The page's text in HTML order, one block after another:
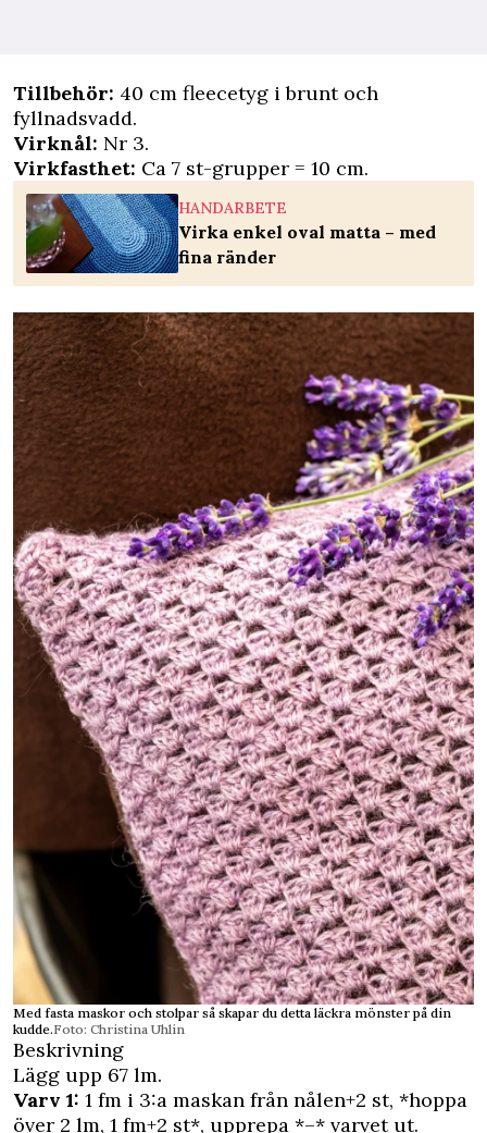
Tillbehör: 40 cm fleecetyg i brunt och
fyllnadsvadd.
Virknål: Nr 3.
Virkfasthet: Ca 7 st-grupper = 10 cm.
HANDARBETE
Virka enkel oval matta – med
fina ränder
Med fasta maskor och stolpar så skapar du detta läckra mönster på din
kudde.Foto: Christina Uhlin
Beskrivning
Lägg upp 67 lm.
Varv 1: 1 fm i 3:a maskan från nålen+2 st, *hoppa
över 2 lm, 1 fm+2 st*, upprepa *–* varvet ut.